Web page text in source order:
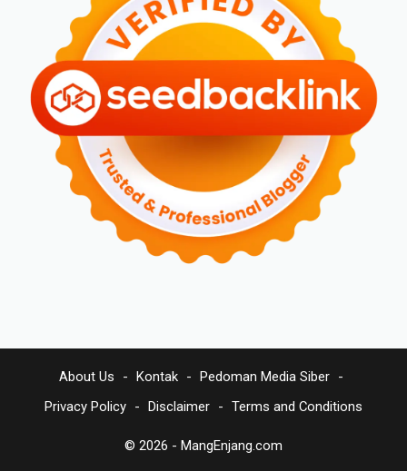
About Us Kontak
Pedoman Media Siber
Privacy Policy
Disclaimer Terms and Conditions
© 2026 - MangEnjang.com